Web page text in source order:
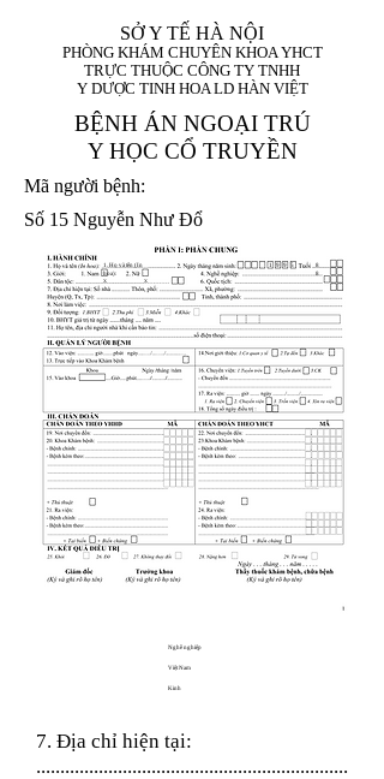
SỞ Y TẾ HÀ NỘI
PHÒNG KHÁM CHUYÊN KHOA YHCT
TRỰC THUỘC CÔNG TY TNHH
Y DƯỢC TINH HOA LD HÀN VIỆT
BỆNH ÁN NGOẠI TRÚ
Y HỌC CỔ TRUYỀN
Mã người bệnh:
Số 15 Nguyễn Như Đổ
1. Họ và tên (In
hoa):
1 9 9 5
8
8
X
X
Nghề nghiệp
Việt Nam
Kinh
7. Địa chỉ hiện tại:
.................................................................